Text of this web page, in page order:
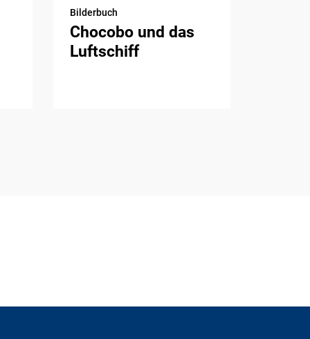
Bilderbuch
Chocobo und das
Luftschiff